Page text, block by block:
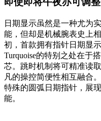
日期显示虽然是一种尤为
能，但却是机械腕表史上
初，首款拥有指针日期显
Turquoise的特别之处在于
芯。跳时机制将可精准读
凡的操控简便性相互融合
特殊的圆弧日期指针，展
能。